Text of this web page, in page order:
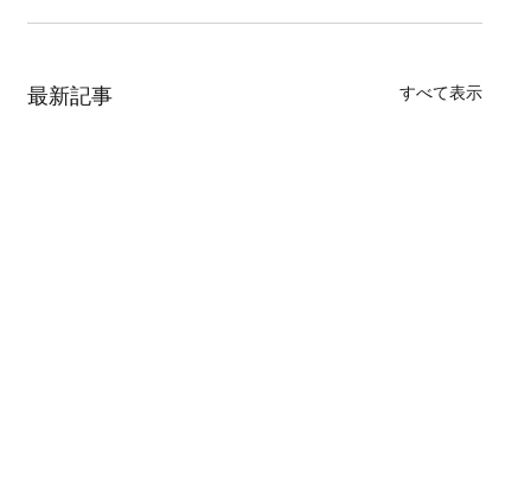
最新記事 すべて表示